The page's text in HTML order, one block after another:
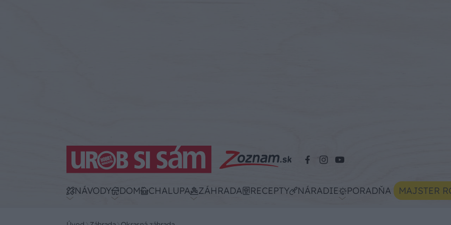
NÁVODY DOM CHALUPA ZÁHRADA RECEPTY NÁRADIE PORADŇA MAJSTER